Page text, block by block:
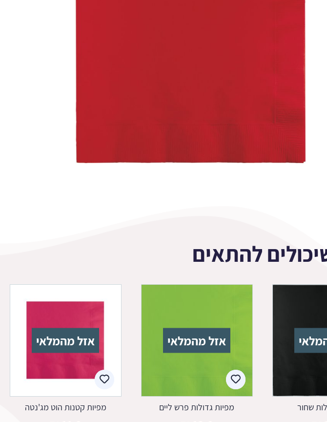
להתאים
שחור
אזל מהמלאי
מפיות גדולות פרש ליים
אזל מהמלאי
מפיות קטנות הוט מג'נטה